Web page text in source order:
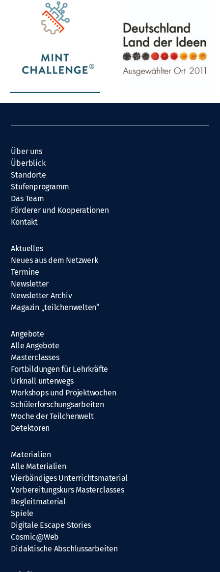
Über uns
Überblick
Standorte
Stufenprogramm
Das Team
Förderer und Kooperationen
Kontakt
Aktuelles
Neues aus dem Netzwerk
Termine
Newsletter
Newsletter Archiv
Magazin „teilchenwelten“
Angebote
Alle Angebote
Masterclasses
Fortbildungen für Lehrkräfte
Urknall unterwegs
Workshops und Projektwochen
Schülerforschungsarbeiten
Woche der Teilchenwelt
Detektoren
Materialien
Alle Materialien
Vierbändiges Unterrichtsmaterial
Vorbereitungskurs Masterclasses
Begleitmaterial
Spiele
Digitale Escape Stories
Cosmic@Web
Didaktische Abschlussarbeiten